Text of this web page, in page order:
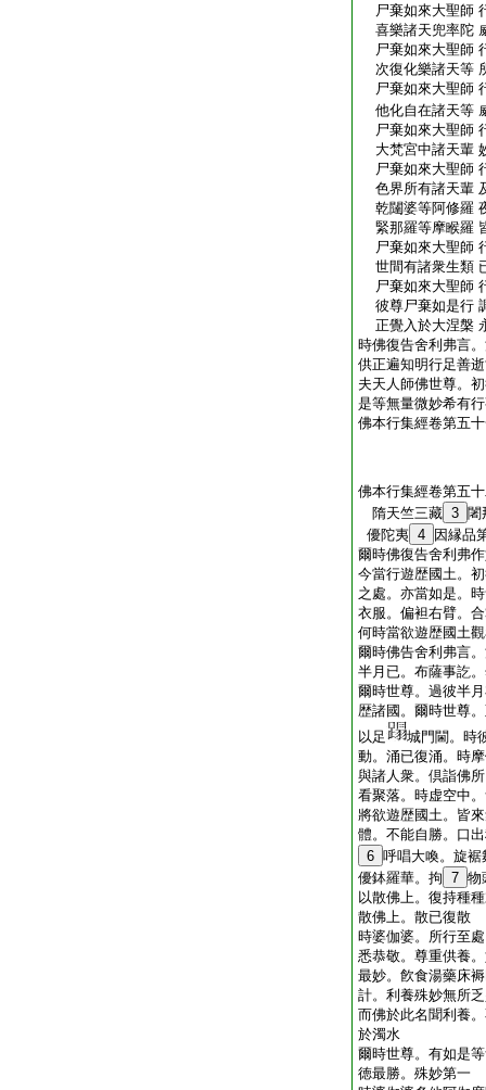
尸棄如來大聖師
喜樂諸天兜率陀
尸棄如來大聖師
次復化樂諸天等
尸棄如來大聖師
他化自在諸天等
尸棄如來大聖師
大梵宮中諸天輩
尸棄如來大聖師
色界所有諸天輩
乾闥婆等阿修羅
緊那羅等摩睺羅
尸棄如來大聖師
世間有諸衆生類
尸棄如來大聖師
彼尊尸棄如是行
正覺入於大涅槃
時佛復告舍利弗言
供正遍知明行足善
夫天人師佛世尊。
是等無量微妙希有
佛本行集經卷第五
佛本行集經卷第五
隋天竺三藏 3
優陀夷 4
因縁品
爾時佛復告舍利弗
今當行遊歴國土。
之處。亦當如是。
衣服。偏袒右臂。
何時當欲遊歴國土
爾時佛告舍利弗言
半月已。布薩事訖
爾時世尊。過彼半
歴諸國。爾時世尊
以足
城門閫。時
動。涌已復涌。時
與諸人衆。倶詣佛
看聚落。時虚空中
將欲遊歴國土。皆
體。不能自勝。口
6 呼唱大喚。旋
優鉢羅華。拘 7 物
以散佛上。復持種
散佛上。散已復散
時婆伽婆。所行至
悉恭敬。尊重供養
最妙。飮食湯藥床
計。利養殊妙無所
而佛於此名聞利養
於濁水
爾時世尊。有如是
徳最勝。殊妙第一